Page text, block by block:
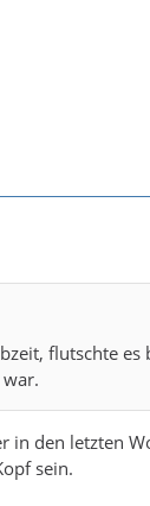
flutschte es
in den letzten
sein.